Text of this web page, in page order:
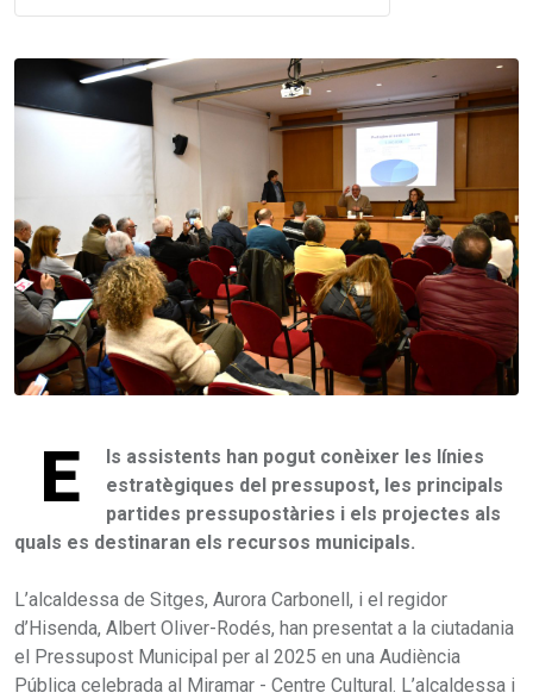
E
ls assistents han pogut conèixer les línies
estratègiques del pressupost, les principals
partides pressupostàries i els projectes als
quals es destinaran els recursos municipals.
L’alcaldessa de Sitges, Aurora Carbonell, i el regidor
d’Hisenda, Albert Oliver-Rodés, han presentat a la ciutadania
el Pressupost Municipal per al 2025 en una Audiència
Pública celebrada al Miramar - Centre Cultural. L’alcaldessa i